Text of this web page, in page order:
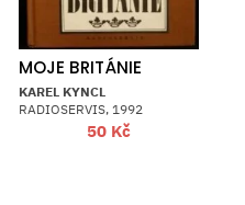
MOJE BRITÁNIE
KAREL KYNCL
RADIOSERVIS, 1992
50 Kč